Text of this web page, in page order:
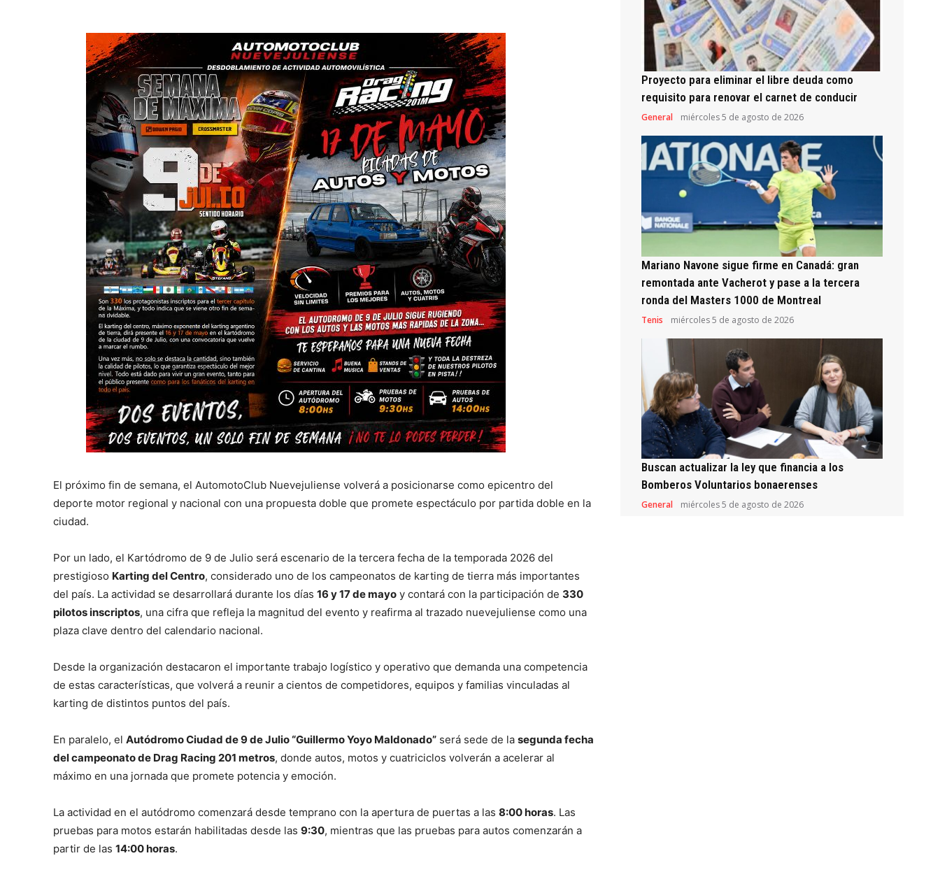
El próximo fin de semana, el AutomotoClub Nuevejuliense volverá a posicionarse como epicentro del
deporte motor regional y nacional con una propuesta doble que promete espectáculo por partida doble en la
ciudad.
Por un lado, el Kartódromo de 9 de Julio será escenario de la tercera fecha de la temporada 2026 del
prestigioso Karting del Centro, considerado uno de los campeonatos de karting de tierra más importantes
del país. La actividad se desarrollará durante los días 16 y 17 de mayo y contará con la participación de 330
pilotos inscriptos, una cifra que refleja la magnitud del evento y reafirma al trazado nuevejuliense como una
plaza clave dentro del calendario nacional.
Desde la organización destacaron el importante trabajo logístico y operativo que demanda una competencia
de estas características, que volverá a reunir a cientos de competidores, equipos y familias vinculadas al
karting de distintos puntos del país.
En paralelo, el Autódromo Ciudad de 9 de Julio “Guillermo Yoyo Maldonado” será sede de la segunda fecha
del campeonato de Drag Racing 201 metros, donde autos, motos y cuatriciclos volverán a acelerar al
máximo en una jornada que promete potencia y emoción.
La actividad en el autódromo comenzará desde temprano con la apertura de puertas a las 8:00 horas. Las
pruebas para motos estarán habilitadas desde las 9:30, mientras que las pruebas para autos comenzarán a
partir de las 14:00 horas.
Proyecto para eliminar el libre deuda como
requisito para renovar el carnet de conducir
General miércoles 5 de agosto de 2026
Mariano Navone sigue firme en Canadá: gran
remontada ante Vacherot y pase a la tercera
ronda del Masters 1000 de Montreal
Tenis miércoles 5 de agosto de 2026
Buscan actualizar la ley que financia a los
Bomberos Voluntarios bonaerenses
General miércoles 5 de agosto de 2026